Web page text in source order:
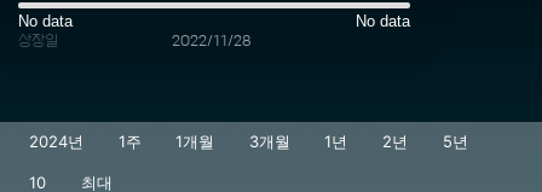
No data No data
상장일 2022/11/28